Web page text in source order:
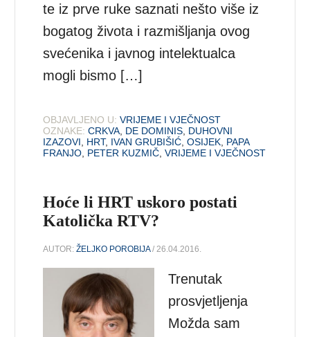
te iz prve ruke saznati nešto više iz
bogatog života i razmišljanja ovog
svećenika i javnog intelektualca
mogli bismo […]
OBJAVLJENO U: VRIJEME I VJEČNOST
OZNAKE: CRKVA DE DOMINIS DUHOVNI
IZAZOVI
HRT, IVAN GRUBIŠIĆ ,OSIJEK PAPA
FRANJO PETER KUZMIČ ,VRIJEME I VJEČNOST
Hoće li HRT uskoro postati
Katolička RTV?
AUTOR:ŽELJKO POROBIJA/ 26.04.2016.
Trenutak
prosvjetljenja
Možda sam